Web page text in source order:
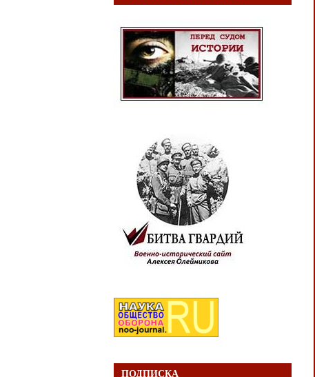
ПОДПИСКА